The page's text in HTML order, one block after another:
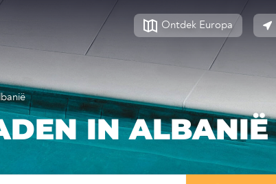
Ontdek Europa
IN ALBANIË